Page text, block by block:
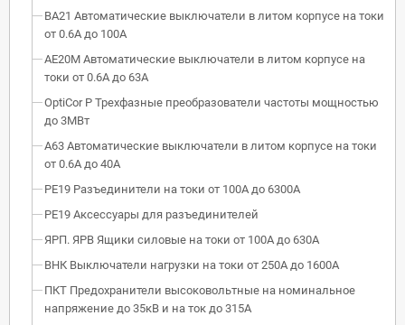
ВА21 Автоматические выключатели в литом корпусе на токи
от 0.6А до 100А
АЕ20М Автоматические выключатели в литом корпусе на
токи от 0.6А до 63А
OptiCor P Трехфазные преобразователи частоты мощностью
до 3МВт
А63 Автоматические выключатели в литом корпусе на токи
от 0.6А до 40А
РЕ19 Разъединители на токи от 100А до 6300А
РЕ19 Аксессуары для разъединителей
ЯРП. ЯРВ Ящики силовые на токи от 100А до 630А
ВНК Выключатели нагрузки на токи от 250А до 1600А
ПКТ Предохранители высоковольтные на номинальное
напряжение до 35кВ и на ток до 315А